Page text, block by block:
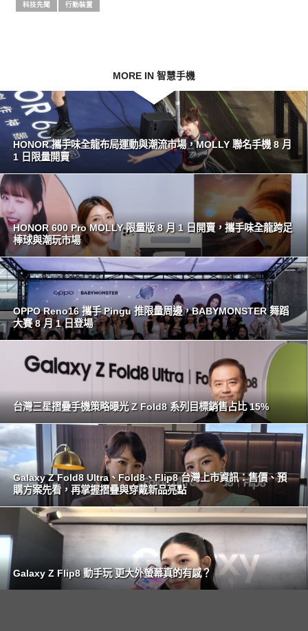
科技先聞 行動裝置
MORE IN 智慧手機
HONOR 攜手味全龍布局運動與潮流市場，MOLLY 聯名手機 8 月
1 日限量開賣
HONOR 600 Pro MOLLY 限量版 8 月 1 日開賣，攜手味全龍跨足
棒球與潮玩市場
OPPO Reno16 攜手 Pingu 推限量周邊，BABYMONSTER 舞蹈
大賽 8 月 1 日登場
台灣三星摺疊手機策略曝光 Z Fold8 系列目標銷售占比 15%
Galaxy Z Fold8 Ultra、Fold8、Flip8 台灣上市資訊：售價、預
購方案先看，再掌握摺疊與穿戴新品亮點
Galaxy Z Flip8 動手玩 更大外螢幕真的有感？